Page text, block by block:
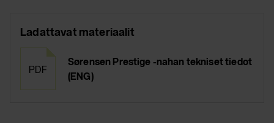
Ladattavat materiaalit
PDF
Sørensen Prestige -nahan tekniset tiedot
(ENG)